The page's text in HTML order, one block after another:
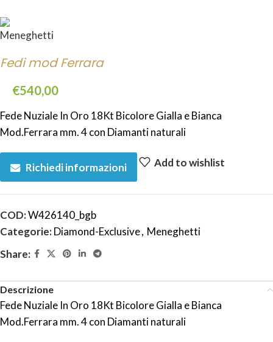
Fedi mod Ferrara
€540,00
Fede Nuziale In Oro 18Kt Bicolore Gialla e Bianca
Mod.Ferrara mm. 4 con Diamanti naturali
Richiedi informazioni Add to wishlist
COD:W426140_bgb
Categorie:Diamond-Exclusive, Meneghetti
Share:
Descrizione
Fede Nuziale In Oro 18Kt Bicolore Gialla e Bianca
Mod.Ferrara mm. 4 con Diamanti naturali